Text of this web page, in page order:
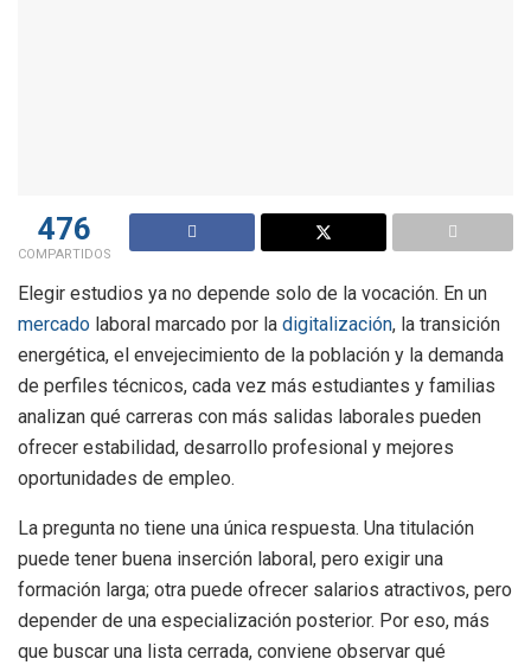
476
COMPARTIDOS
Elegir estudios ya no depende solo de la vocación. En un
mercado laboral marcado por la digitalización, la transición
energética, el envejecimiento de la población y la demanda
de perfiles técnicos, cada vez más estudiantes y familias
analizan qué carreras con más salidas laborales pueden
ofrecer estabilidad, desarrollo profesional y mejores
oportunidades de empleo.
La pregunta no tiene una única respuesta. Una titulación
puede tener buena inserción laboral, pero exigir una
formación larga; otra puede ofrecer salarios atractivos, pero
depender de una especialización posterior. Por eso, más
que buscar una lista cerrada, conviene observar qué